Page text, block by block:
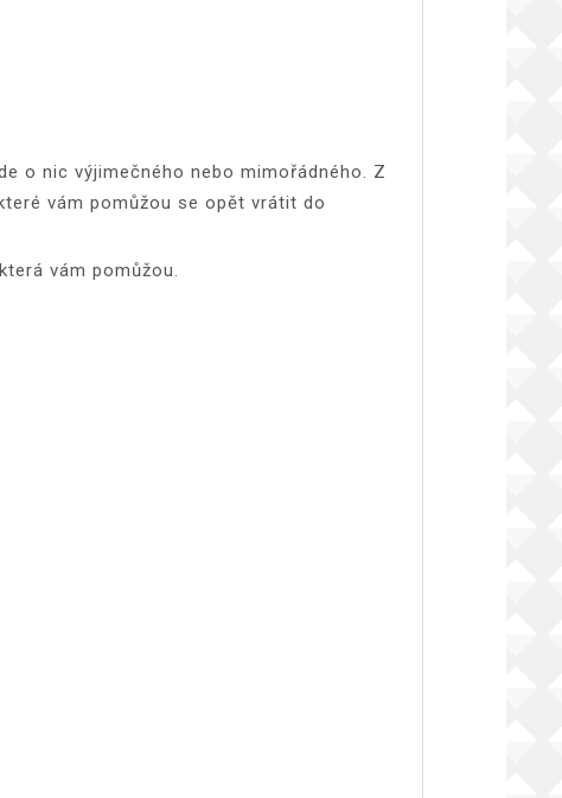
o nic výjimečného nebo mimořádného. Z
vám pomůžou se opět vrátit do
vám pomůžou.